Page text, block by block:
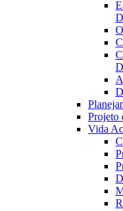
Projeto
Vida